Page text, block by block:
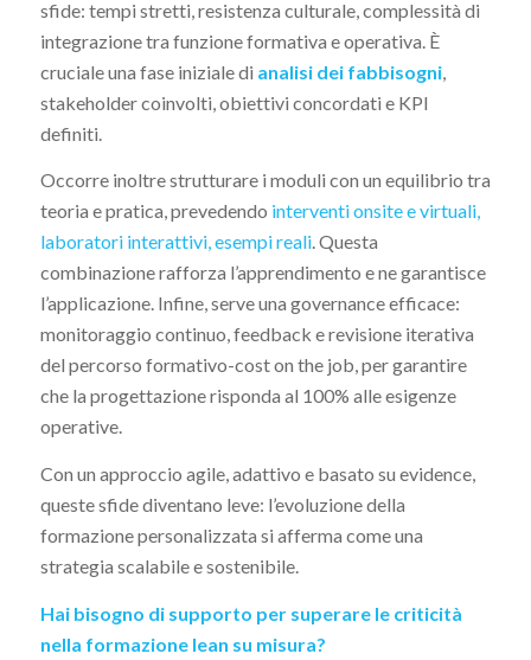
sfide: tempi stretti, resistenza culturale, complessità di
integrazione tra funzione formativa e operativa. È
cruciale una fase iniziale di analisi dei fabbisogni,
stakeholder coinvolti, obiettivi concordati e KPI
definiti.
Occorre inoltre strutturare i moduli con un equilibrio tra
teoria e pratica, prevedendo interventi onsite e virtuali,
laboratori interattivi, esempi reali. Questa
combinazione rafforza l’apprendimento e ne garantisce
l’applicazione. Infine, serve una governance efficace:
monitoraggio continuo, feedback e revisione iterativa
del percorso formativo-cost on the job, per garantire
che la progettazione risponda al 100% alle esigenze
operative.
Con un approccio agile, adattivo e basato su evidence,
queste sfide diventano leve: l’evoluzione della
formazione personalizzata si afferma come una
strategia scalabile e sostenibile.
Hai bisogno di supporto per superare le criticità
nella formazione lean su misura?